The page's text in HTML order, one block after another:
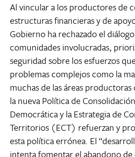
Al vincular a los productores de
estructuras financieras y de
Gobierno ha rechazado el
comunidades involucradas,
seguridad sobre los esfuerzos
problemas complejos como la
muchas de las áreas
la nueva Política de
Democrática y la Estrategia de
Territorios (ECT) refuerzan y
esta política errónea. El
intenta fomentar el abandono